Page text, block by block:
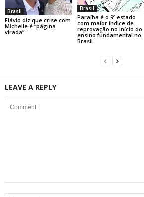
Brasil
Flávio diz que crise com
Michelle é “página
virada”
Brasil
Paraíba é o 9º estado
com maior índice de
reprovação no início do
ensino fundamental no
Brasil
LEAVE A REPLY